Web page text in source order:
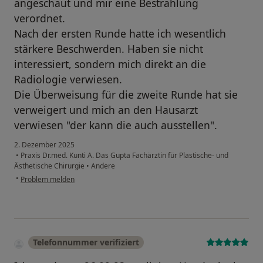
angeschaut und mir eine Bestrahlung
verordnet.
Nach der ersten Runde hatte ich wesentlich
stärkere Beschwerden. Haben sie nicht
interessiert, sondern mich direkt an die
Radiologie verwiesen.
Die Überweisung für die zweite Runde hat sie
verweigert und mich an den Hausarzt
verwiesen "der kann die auch ausstellen".
2. Dezember 2025
• Praxis Dr.med. Kunti A. Das Gupta Fachärztin für Plastische- und
Ästhetische Chirurgie • Andere
• Problem melden
Telefonnummer verifiziert